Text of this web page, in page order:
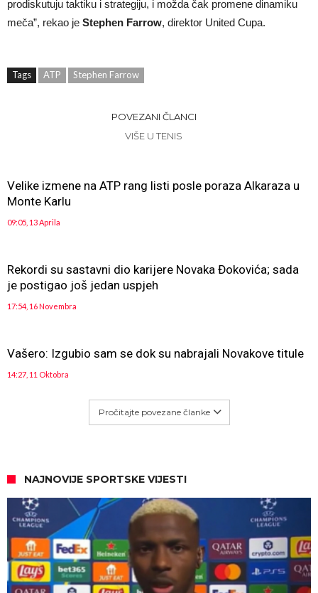
prodiskutuju taktiku i strategiju, i možda čak promene dinamiku
meča”, rekao je Stephen Farrow, direktor United Cupa.
Tags ATP Stephen Farrow
POVEZANI ČLANCI
VIŠE U TENIS
Velike izmene na ATP rang listi posle poraza Alkaraza u
Monte Karlu
09:05, 13 Aprila
Rekordi su sastavni dio karijere Novaka Đokovića; sada
je postigao još jedan uspjeh
17:54, 16 Novembra
Vašero: Izgubio sam se dok su nabrajali Novakove titule
14:27, 11 Oktobra
Pročitajte povezane članke
NAJNOVIJE SPORTSKE VIJESTI